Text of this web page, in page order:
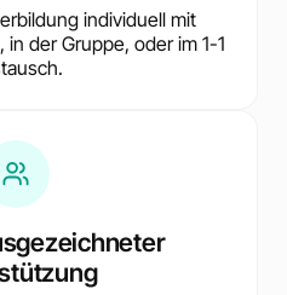
individuell mit
der Gruppe, oder im 1-1